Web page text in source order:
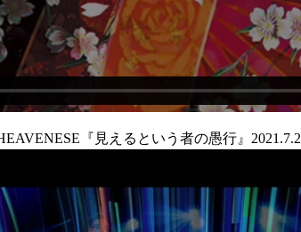
『見えるという者の愚行』2021.7.2